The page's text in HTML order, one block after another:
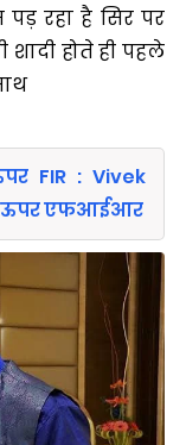
रहा है सिर पर
शादी होते ही पहले
FIR : Vivek
के ऊपर एफआईआर